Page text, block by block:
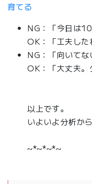
育てる
NG：「今日は
OK：「工夫した
NG：「向いてな
OK：「大丈夫。
以上です。
いよいよ分析か
~*~*~*~